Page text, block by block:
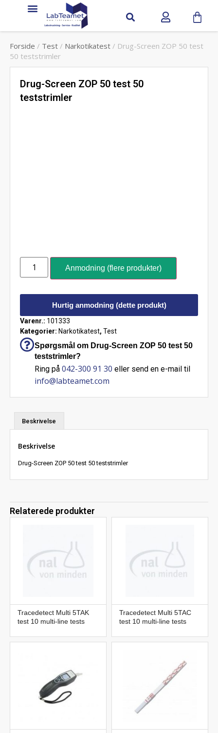
Forside / Test / Narkotikatest / Drug-Screen ZOP 50 test
50 teststrimler
Drug-Screen ZOP 50 test 50
teststrimler
Anmodning (flere produkter)
Hurtig anmodning (dette produkt)
Varenr.: 101333
Kategorier: Narkotikatest, Test
Spørgsmål om Drug-Screen ZOP 50 test 50
teststrimler?
Ring på 042-300 91 30 eller send en e-mail til
info@labteamet.com
Beskrivelse
Beskrivelse
Drug-Screen ZOP 50 test 50 teststrimler
Relaterede produkter
Tracedetect Multi 5TAK
test 10 multi-line tests
Tracedetect Multi 5TAC
test 10 multi-line tests